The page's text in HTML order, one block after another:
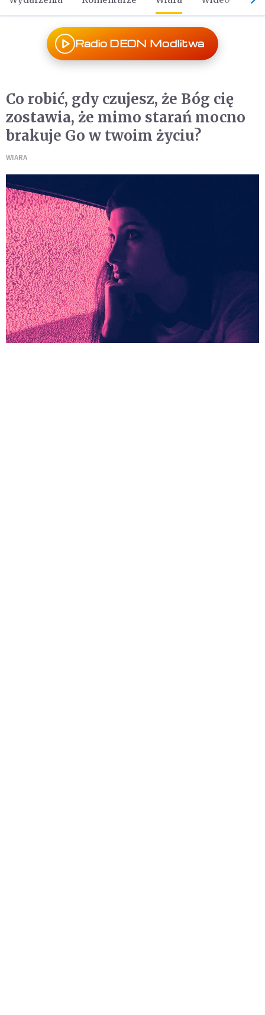
Radio DEON Modlitwa
Co robić, gdy czujesz, że Bóg cię
zostawia, że mimo starań mocno
brakuje Go w twoim życiu?
WIARA